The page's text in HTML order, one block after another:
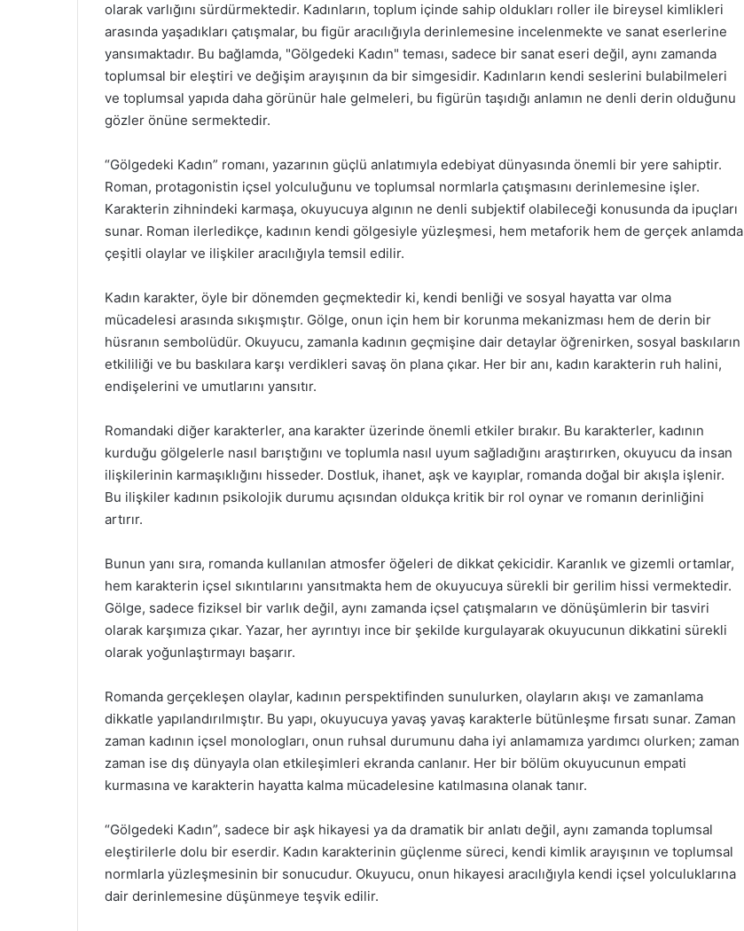
olarak varlığını sürdürmektedir. Kadınların, toplum içinde sahip oldukları roller ile bireysel kimlikleri
arasında yaşadıkları çatışmalar, bu figür aracılığıyla derinlemesine incelenmekte ve sanat eserlerine
yansımaktadır. Bu bağlamda, "Gölgedeki Kadın" teması, sadece bir sanat eseri değil, aynı zamanda
toplumsal bir eleştiri ve değişim arayışının da bir simgesidir. Kadınların kendi seslerini bulabilmeleri
ve toplumsal yapıda daha görünür hale gelmeleri, bu figürün taşıdığı anlamın ne denli derin olduğunu
gözler önüne sermektedir.
“Gölgedeki Kadın” romanı, yazarının güçlü anlatımıyla edebiyat dünyasında önemli bir yere sahiptir.
Roman, protagonistin içsel yolculuğunu ve toplumsal normlarla çatışmasını derinlemesine işler.
Karakterin zihnindeki karmaşa, okuyucuya algının ne denli subjektif olabileceği konusunda da ipuçları
sunar. Roman ilerledikçe, kadının kendi gölgesiyle yüzleşmesi, hem metaforik hem de gerçek anlamda
çeşitli olaylar ve ilişkiler aracılığıyla temsil edilir.
Kadın karakter, öyle bir dönemden geçmektedir ki, kendi benliği ve sosyal hayatta var olma
mücadelesi arasında sıkışmıştır. Gölge, onun için hem bir korunma mekanizması hem de derin bir
hüsranın sembolüdür. Okuyucu, zamanla kadının geçmişine dair detaylar öğrenirken, sosyal baskıların
etkililiği ve bu baskılara karşı verdikleri savaş ön plana çıkar. Her bir anı, kadın karakterin ruh halini,
endişelerini ve umutlarını yansıtır.
Romandaki diğer karakterler, ana karakter üzerinde önemli etkiler bırakır. Bu karakterler, kadının
kurduğu gölgelerle nasıl barıştığını ve toplumla nasıl uyum sağladığını araştırırken, okuyucu da insan
ilişkilerinin karmaşıklığını hisseder. Dostluk, ihanet, aşk ve kayıplar, romanda doğal bir akışla işlenir.
Bu ilişkiler kadının psikolojik durumu açısından oldukça kritik bir rol oynar ve romanın derinliğini
artırır.
Bunun yanı sıra, romanda kullanılan atmosfer öğeleri de dikkat çekicidir. Karanlık ve gizemli ortamlar,
hem karakterin içsel sıkıntılarını yansıtmakta hem de okuyucuya sürekli bir gerilim hissi vermektedir.
Gölge, sadece fiziksel bir varlık değil, aynı zamanda içsel çatışmaların ve dönüşümlerin bir tasviri
olarak karşımıza çıkar. Yazar, her ayrıntıyı ince bir şekilde kurgulayarak okuyucunun dikkatini sürekli
olarak yoğunlaştırmayı başarır.
Romanda gerçekleşen olaylar, kadının perspektifinden sunulurken, olayların akışı ve zamanlama
dikkatle yapılandırılmıştır. Bu yapı, okuyucuya yavaş yavaş karakterle bütünleşme fırsatı sunar. Zaman
zaman kadının içsel monologları, onun ruhsal durumunu daha iyi anlamamıza yardımcı olurken; zaman
zaman ise dış dünyayla olan etkileşimleri ekranda canlanır. Her bir bölüm okuyucunun empati
kurmasına ve karakterin hayatta kalma mücadelesine katılmasına olanak tanır.
“Gölgedeki Kadın”, sadece bir aşk hikayesi ya da dramatik bir anlatı değil, aynı zamanda toplumsal
eleştirilerle dolu bir eserdir. Kadın karakterinin güçlenme süreci, kendi kimlik arayışının ve toplumsal
normlarla yüzleşmesinin bir sonucudur. Okuyucu, onun hikayesi aracılığıyla kendi içsel yolculuklarına
dair derinlemesine düşünmeye teşvik edilir.